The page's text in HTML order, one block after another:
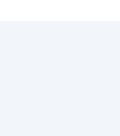
für den
in welcher